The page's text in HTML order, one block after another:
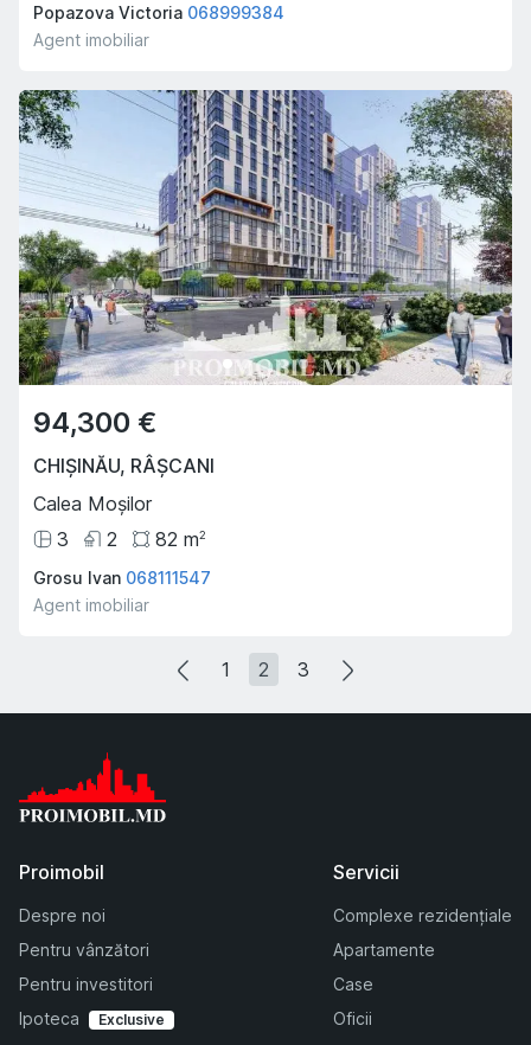
Popazova Victoria 068999384
Agent imobiliar
94,300 €
CHIȘINĂU, RÂȘCANI
Calea Moșilor
3
2 82 m2
Grosu Ivan 068111547
Agent imobiliar
1 2 3
Proimobil
Despre noi
Pentru vânzători
Pentru investitori
Ipoteca
Exclusive
Servicii
Complexe rezidențiale
Apartamente
Case
Oficii